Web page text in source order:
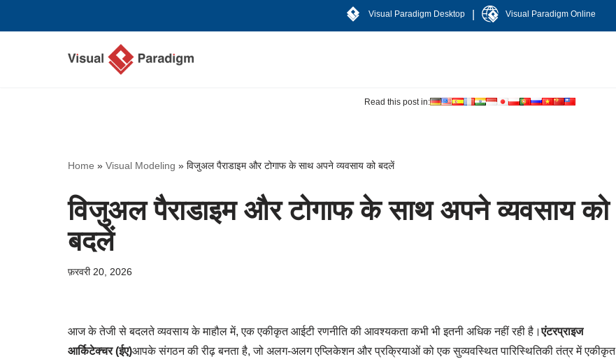
Visual Paradigm Desktop Visual Paradigm Online
Read this post in:
Home » Visual Modeling » विजुअल पैराडाइम और टोगाफ के साथ अपने व्यवसाय को बदलें
विजुअल पैराडाइम और टोगाफ के साथ अपने व्यवसाय को
बदलें
फ़रवरी 20, 2026
आज के तेजी से बदलते व्यवसाय के माहौल में, एक एकीकृत आईटी रणनीति की आवश्यकता कभी भी इतनी अधिक नहीं रही है।एंटरप्राइज
आर्किटेक्चर (ईए)आपके संगठन की रीढ़ बनता है, जो अलग-अलग एप्लिकेशन और प्रक्रियाओं को एक सुव्यवस्थित पारिस्थितिकी तंत्र में एकीकृत